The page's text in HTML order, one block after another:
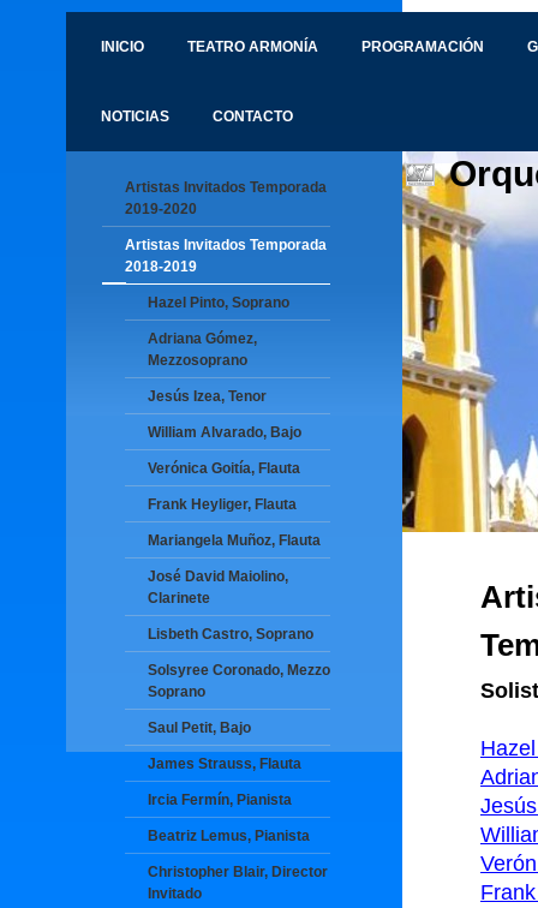
INICIO TEATRO ARMONÍA PROGRAMACIÓN
NOTICIAS CONTACTO
Artistas Invitados Temporada
2019-2020
Artistas Invitados Temporada
2018-2019
Hazel Pinto, Soprano
Adriana Gómez,
Mezzosoprano
Jesús Izea, Tenor
William Alvarado, Bajo
Verónica Goitía, Flauta
Frank Heyliger, Flauta
Mariangela Muñoz, Flauta
José David Maiolino,
Clarinete
Lisbeth Castro, Soprano
Solsyree Coronado, Mezzo
Soprano
Saul Petit, Bajo
James Strauss, Flauta
Ircia Fermín, Pianista
Beatriz Lemus, Pianista
Christopher Blair, Director
Invitado